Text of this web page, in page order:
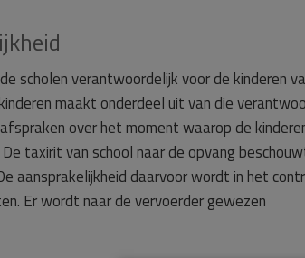
scholen verantwoordelijk voor de kinderen
maakt onderdeel uit van die
over het moment waarop de
taxirit van school naar de opvang
aansprakelijkheid daarvoor wordt in het
Er wordt naar de vervoerder gewezen